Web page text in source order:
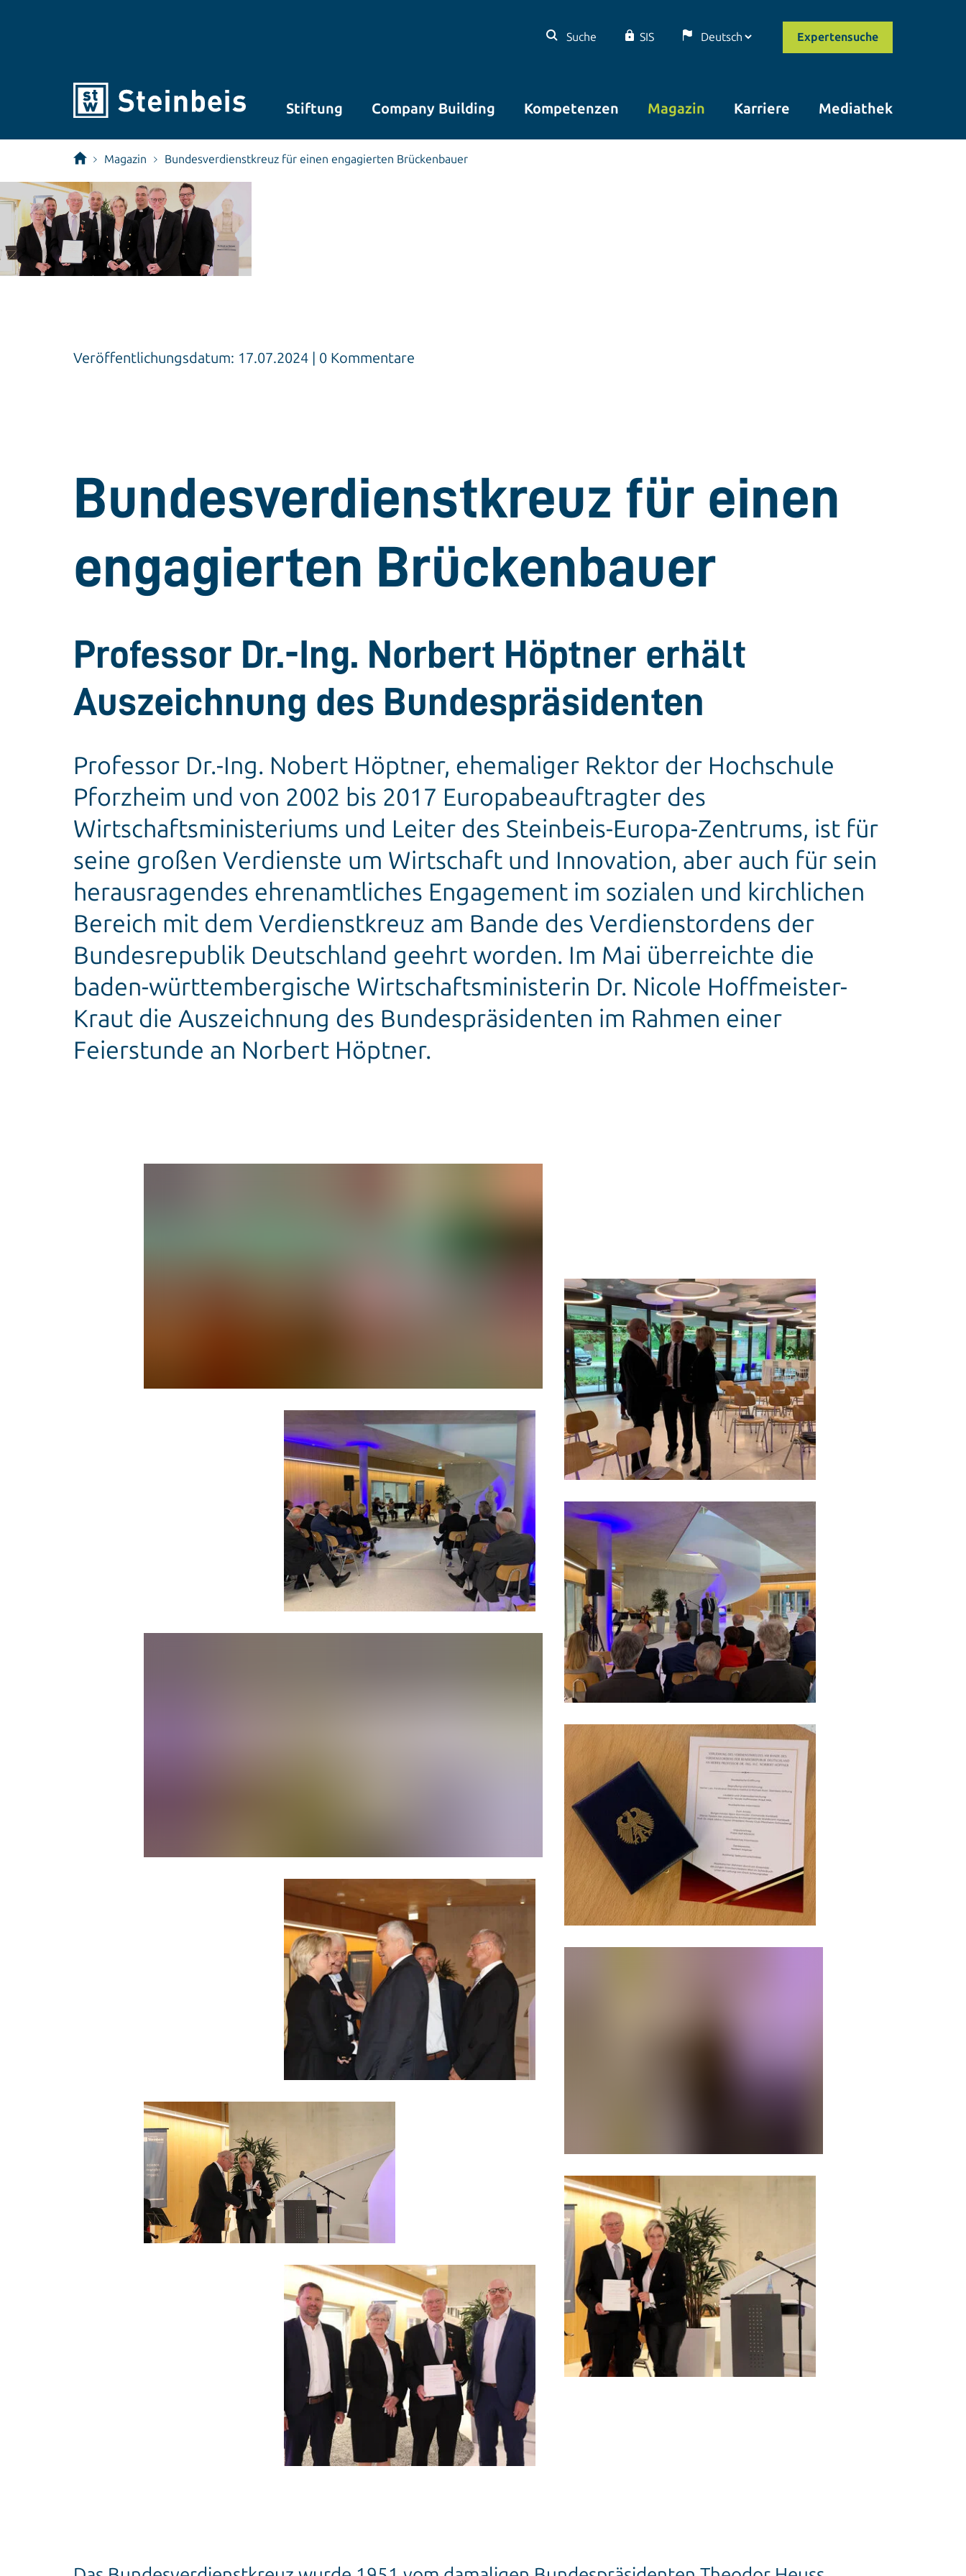
Suche SIS Expertensuche
Stiftung Company Building Kompetenzen Magazin Karriere Mediathek
Magazin Bundesverdienstkreuz für einen engagierten Brückenbauer
Veröffentlichungsdatum: 17.07.2024 | 0 Kommentare
Bundesverdienstkreuz für einen
engagierten Brückenbauer
Professor Dr.-Ing. Norbert Höptner erhält
Auszeichnung des Bundespräsidenten
Professor Dr.-Ing. Nobert Höptner, ehemaliger Rektor der Hochschule
Pforzheim und von 2002 bis 2017 Europabeauftragter des
Wirtschaftsministeriums und Leiter des Steinbeis-Europa-Zentrums, ist für
seine großen Verdienste um Wirtschaft und Innovation, aber auch für sein
herausragendes ehrenamtliches Engagement im sozialen und kirchlichen
Bereich mit dem Verdienstkreuz am Bande des Verdienstordens der
Bundesrepublik Deutschland geehrt worden. Im Mai überreichte die
baden-württembergische Wirtschaftsministerin Dr. Nicole Hoffmeister-
Kraut die Auszeichnung des Bundespräsidenten im Rahmen einer
Feierstunde an Norbert Höptner.
machten Laudatoren aus Wirtschaft, Kirche und Kommune bei der Überreichung im Steinbeis-Haus